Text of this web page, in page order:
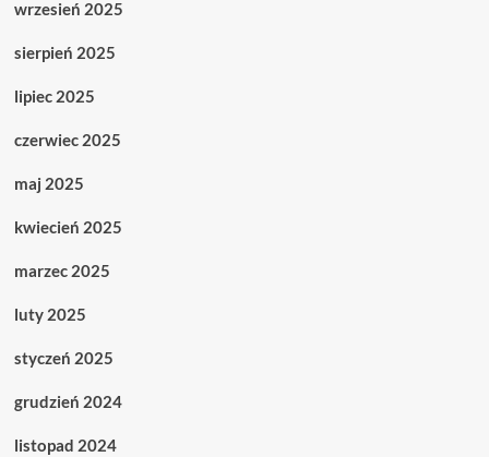
wrzesień 2025
sierpień 2025
lipiec 2025
czerwiec 2025
maj 2025
kwiecień 2025
marzec 2025
luty 2025
styczeń 2025
grudzień 2024
listopad 2024